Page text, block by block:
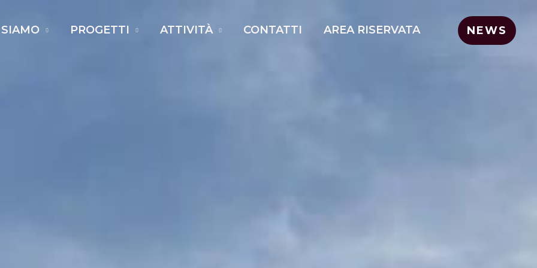
PROGETTI ATTIVITÀ CONTATTI AREA RISERVATA NEWS